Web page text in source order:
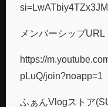
メンバーシップURL
https://
pLuQ/join?noapp=1
ふぁんVlogストア